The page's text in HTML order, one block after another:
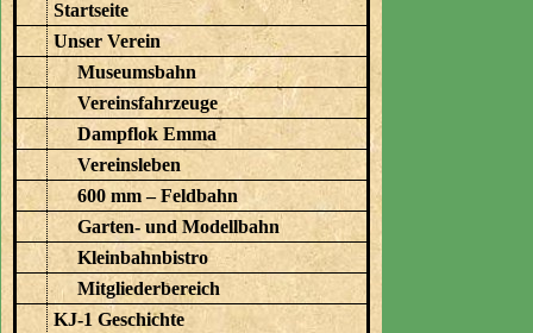
Startseite
Unser Verein
Museumsbahn
Vereinsfahrzeuge
Dampflok Emma
Vereinsleben
600 mm – Feldbahn
Garten- und Modellbahn
Kleinbahnbistro
Mitgliederbereich
KJ-1 Geschichte